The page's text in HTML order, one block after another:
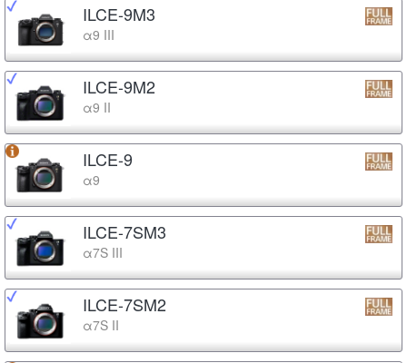
ILCE-9M3
α9 III
ILCE-9M2
α9 II
ILCE-9
α9
ILCE-7SM3
α7S III
ILCE-7SM2
α7S II